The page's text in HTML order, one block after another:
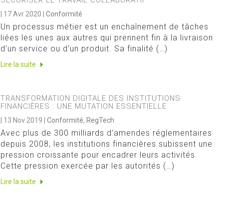
17 Avr 2020 |Conformité
Un processus métier est un enchaînement de tâches
liées les unes aux autres qui prennent fin à la livraison
d’un service ou d’un produit. Sa finalité (…)
Lire la suite
TRANSFORMATION DIGITALE DES INSTITUTIONS
FINANCIÈRES : UNE MUTATION ESSENTIELLE
13 Nov 2019 |Conformité, RegTech
Avec plus de 300 milliards d’amendes réglementaires
depuis 2008, les institutions financières subissent une
pression croissante pour encadrer leurs activités.
Cette pression exercée par les autorités (…)
Lire la suite